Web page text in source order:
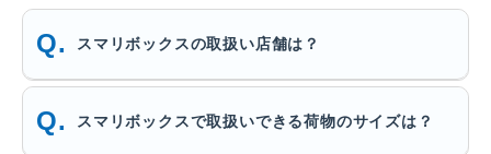
スマリボックスの取扱い店舗は？
スマリボックスで取扱いできる荷物のサイズは？